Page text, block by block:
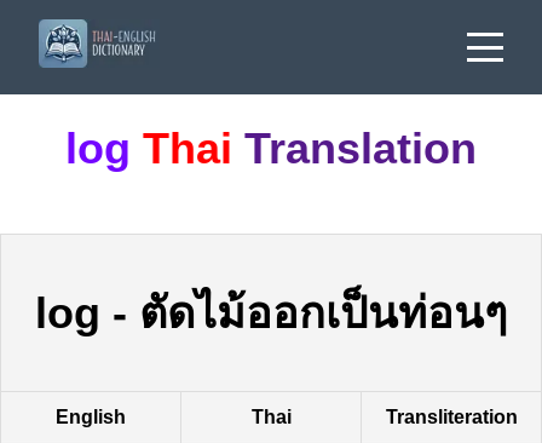
log Thai Translation
log - ตัดไม้ออกเป็นท่อนๆ
English Thai Transliteration